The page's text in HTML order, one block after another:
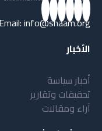
Email:info@shaam.org
الأخبار
أخبار سياسة
تحقيقات وتقارير
آراء ومقالات